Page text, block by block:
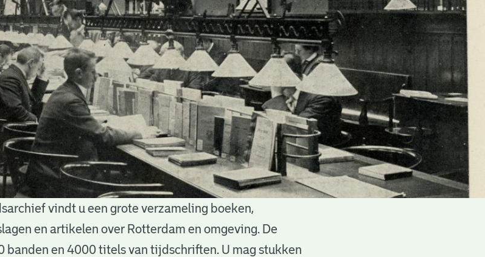
vindt u een grote verzameling boeken,
en artikelen over Rotterdam en omgeving. De
en 4000 titels van tijdschriften. U mag stukken